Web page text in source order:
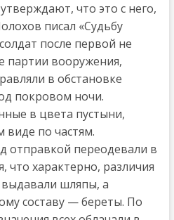
что это с него,
писал «Судьбу
после первой не
партии вооружения,
в обстановке
покровом ночи.
в цвета пустыни,
виде по частям.
отправкой переодевали в
что характерно, различия
шляпы, а
составу — береты. По